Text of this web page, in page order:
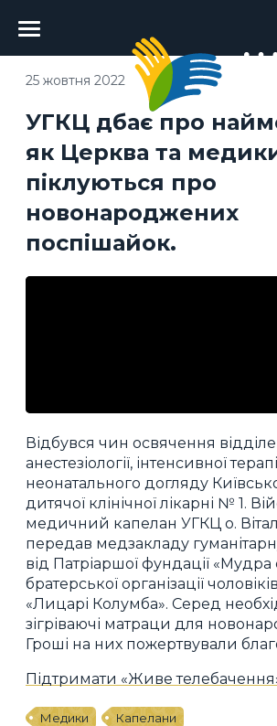
Головне
меню
УГКЦ дбає про
як Церква та
піклуються про
новонароджених
поспішайок.
25 жовтня 2022
Відбувся чин освячення
анестезіології, інтенсивної
неонатального догляду
дитячої клінічної лікарні № 1.
медичний капелан УГКЦ о.
передав медзакладу
від Патріаршої фундації «Мудра
братерської організації
«Лицарі Колумба». Серед
зігріваючі матраци для
Гроші на них пожертвували
Підтримати «Живе
Медики Капелани